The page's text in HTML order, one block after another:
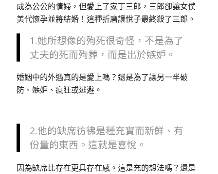
成為公公的情婦，但愛上了家丁三郎，三郎卻讓女僕
美代懷孕並將結婚！這種折磨讓悅子最終殺了三郎。
1.她所想像的殉死很奇怪，不是為了
丈夫的死而殉葬，而是出於嫉妒。
婚姻中的外遇真的是愛上嗎？還是為了讓另一半破
防、嫉妒、瘋狂或逃避。
2.他的缺席彷彿是種充實而新鮮、有
份量的東西。這就是喜悅。
因為缺席比存在更具存在感。這是充的想法嗎？還是